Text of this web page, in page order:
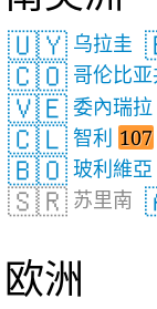
🇺🇾 乌拉圭
🇨🇴 哥伦比亚
🇻🇪 委內瑞拉
🇨🇱 智利 107
🇧🇴 玻利維亞
🇸🇷 苏里南
欧洲